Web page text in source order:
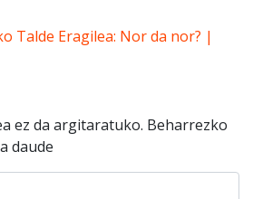
Talde Eragilea: Nor da nor? |
ez da argitaratuko. Beharrezko
daude